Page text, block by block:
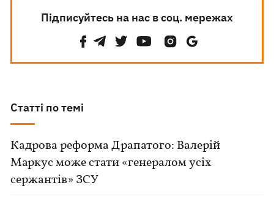
Підписуйтесь на нас в соц. мережах
Статті по темі
Кадрова реформа Драпатого: Валерій
Маркус може стати «генералом усіх
сержантів» ЗСУ